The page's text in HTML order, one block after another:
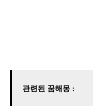
관련된 꿈해몽 :